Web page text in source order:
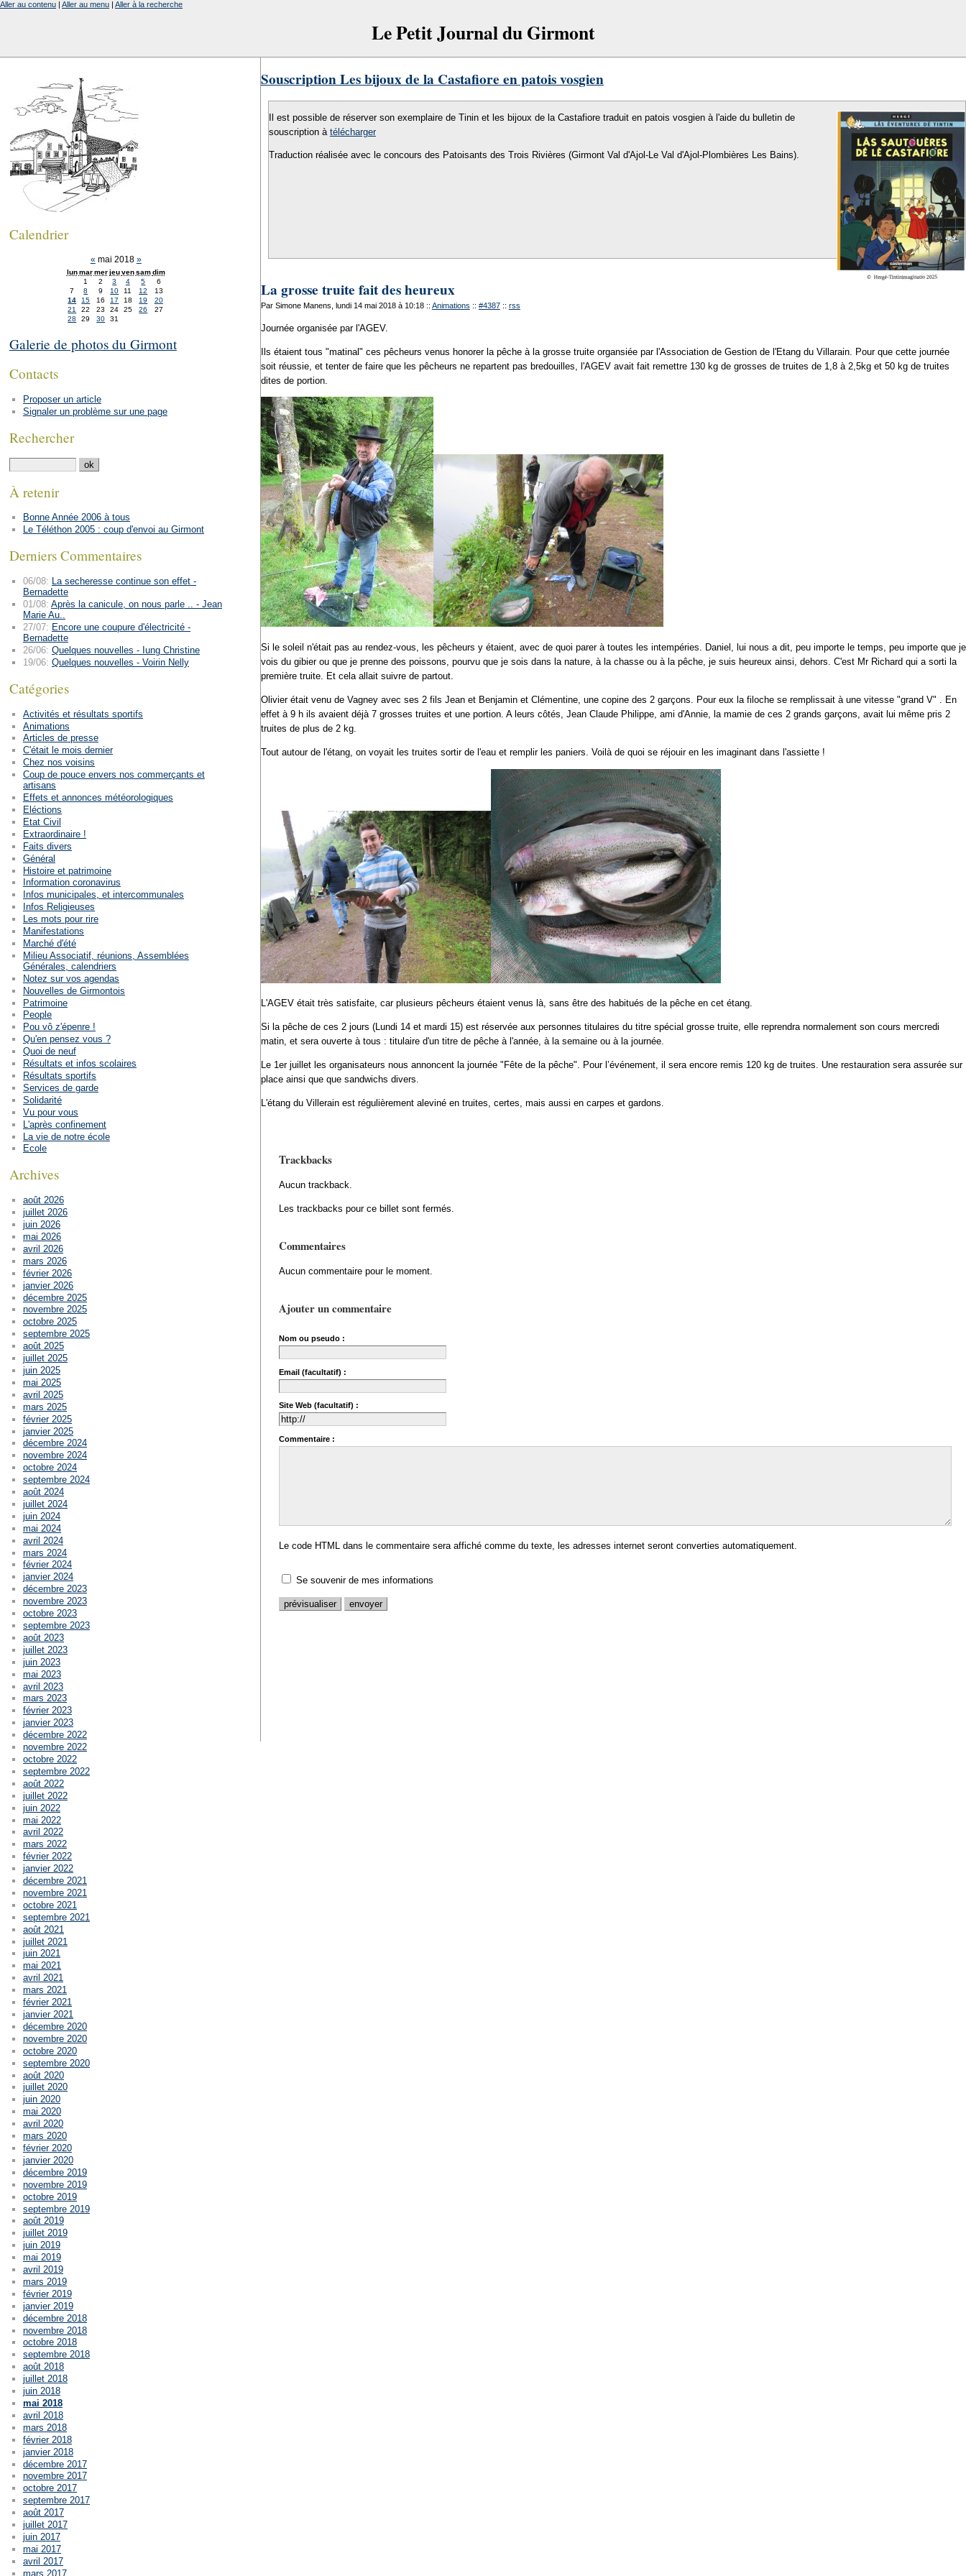
Le Petit Journal du Girmont
Aller au contenu | Aller au menu | Aller à la recherche
Souscription Les bijoux de la Castafiore en patois vosgien
Il est possible de réserver son exemplaire de Tinin et les bijoux de la Castafiore traduit en patois vosgien à l'aide du bulletin de
souscription à télécharger
Traduction réalisée avec le concours des Patoisants des Trois Rivières (Girmont Val d'Ajol-Le Val d'Ajol-Plombières Les Bains).
La grosse truite fait des heureux
Par Simone Manens, lundi 14 mai 2018 à 10:18 :: Animations :: #4387 :: rss
Journée organisée par l'AGEV.
Ils étaient tous "matinal" ces pêcheurs venus honorer la pêche à la grosse truite organsiée par l'Association de Gestion de l'Etang du Villarain. Pour que cette journée
soit réussie, et tenter de faire que les pêcheurs ne repartent pas bredouilles, l'AGEV avait fait remettre 130 kg de grosses de truites de 1,8 à 2,5kg et 50 kg de truites
dites de portion.
Si le soleil n'était pas au rendez-vous, les pêcheurs y étaient, avec de quoi parer à toutes les intempéries. Daniel, lui nous a dit, peu importe le temps, peu importe que je
vois du gibier ou que je prenne des poissons, pourvu que je sois dans la nature, à la chasse ou à la pêche, je suis heureux ainsi, dehors. C'est Mr Richard qui a sorti la
première truite. Et cela allait suivre de partout.
Olivier était venu de Vagney avec ses 2 fils Jean et Benjamin et Clémentine, une copine des 2 garçons. Pour eux la filoche se remplissait à une vitesse "grand V" . En
effet à 9 h ils avaient déjà 7 grosses truites et une portion. A leurs côtés, Jean Claude Philippe, ami d'Annie, la mamie de ces 2 grands garçons, avait lui même pris 2
truites de plus de 2 kg.
Tout autour de l'étang, on voyait les truites sortir de l'eau et remplir les paniers. Voilà de quoi se réjouir en les imaginant dans l'assiette !
L'AGEV était très satisfaite, car plusieurs pêcheurs étaient venus là, sans être des habitués de la pêche en cet étang.
Si la pêche de ces 2 jours (Lundi 14 et mardi 15) est réservée aux personnes titulaires du titre spécial grosse truite, elle reprendra normalement son cours mercredi
matin, et sera ouverte à tous : titulaire d'un titre de pêche à l'année, à la semaine ou à la journée.
Le 1er juillet les organisateurs nous annoncent la journée "Fête de la pêche". Pour l’événement, il sera encore remis 120 kg de truites. Une restauration sera assurée sur
place ainsi que que sandwichs divers.
L'étang du Villerain est régulièrement aleviné en truites, certes, mais aussi en carpes et gardons.
Trackbacks
Aucun trackback.
Les trackbacks pour ce billet sont fermés.
Commentaires
Aucun commentaire pour le moment.
Ajouter un commentaire
Nom ou pseudo :
Email (facultatif) :
Site Web (facultatif) :
Commentaire :
Le code HTML dans le commentaire sera affiché comme du texte, les adresses internet seront converties automatiquement.
Se souvenir de mes informations
Calendrier
« mai 2018 »
lun mar mer jeu ven sam dim
1
2 3 4 5
6
7
8 9 10 11 12
13
14
15 16 17 18 19
20
21
22 23 24 25 26
27
28
29 30 31
Galerie de photos du Girmont
Contacts
Proposer un article
Signaler un problème sur une page
Rechercher
À retenir
Bonne Année 2006 à tous
Le Téléthon 2005 : coup d'envoi au Girmont
Derniers Commentaires
06/08: La secheresse continue son effet -
Bernadette
01/08: Après la canicule, on nous parle .. - Jean
Marie Au..
27/07: Encore une coupure d'électricité -
Bernadette
26/06: Quelques nouvelles - Iung Christine
19/06: Quelques nouvelles - Voirin Nelly
Catégories
Activités et résultats sportifs
Animations
Articles de presse
C'était le mois dernier
Chez nos voisins
Coup de pouce envers nos commerçants et
artisans
Effets et annonces météorologiques
Eléctions
Etat Civil
Extraordinaire !
Faits divers
Général
Histoire et patrimoine
Information coronavirus
Infos municipales, et intercommunales
Infos Religieuses
Les mots pour rire
Manifestations
Marché d'été
Milieu Associatif, réunions, Assemblées
Générales, calendriers
Notez sur vos agendas
Nouvelles de Girmontois
Patrimoine
People
Pou vô z'épenre !
Qu'en pensez vous ?
Quoi de neuf
Résultats et infos scolaires
Résultats sportifs
Services de garde
Solidarité
Vu pour vous
L'après confinement
La vie de notre école
Ecole
Archives
août 2026
juillet 2026
juin 2026
mai 2026
avril 2026
mars 2026
février 2026
janvier 2026
décembre 2025
novembre 2025
octobre 2025
septembre 2025
août 2025
juillet 2025
juin 2025
mai 2025
avril 2025
mars 2025
février 2025
janvier 2025
décembre 2024
novembre 2024
octobre 2024
septembre 2024
août 2024
juillet 2024
juin 2024
mai 2024
avril 2024
mars 2024
février 2024
janvier 2024
décembre 2023
novembre 2023
octobre 2023
septembre 2023
août 2023
juillet 2023
juin 2023
mai 2023
avril 2023
mars 2023
février 2023
janvier 2023
décembre 2022
novembre 2022
octobre 2022
septembre 2022
août 2022
juillet 2022
juin 2022
mai 2022
avril 2022
mars 2022
février 2022
janvier 2022
décembre 2021
novembre 2021
octobre 2021
septembre 2021
août 2021
juillet 2021
juin 2021
mai 2021
avril 2021
mars 2021
février 2021
janvier 2021
décembre 2020
novembre 2020
octobre 2020
septembre 2020
août 2020
juillet 2020
juin 2020
mai 2020
avril 2020
mars 2020
février 2020
janvier 2020
décembre 2019
novembre 2019
octobre 2019
septembre 2019
août 2019
juillet 2019
juin 2019
mai 2019
avril 2019
mars 2019
février 2019
janvier 2019
décembre 2018
novembre 2018
octobre 2018
septembre 2018
août 2018
juillet 2018
juin 2018
mai 2018
avril 2018
mars 2018
février 2018
janvier 2018
décembre 2017
novembre 2017
octobre 2017
septembre 2017
août 2017
juillet 2017
juin 2017
mai 2017
avril 2017
mars 2017